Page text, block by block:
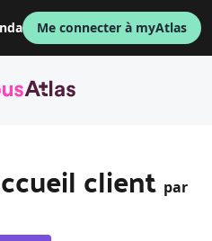
Me connecter à myAtlas
client par